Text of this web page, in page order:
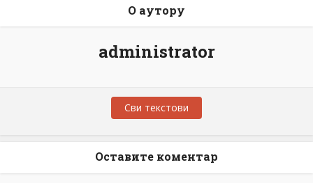
О аутору
administrator
Сви текстови
Оставите коментар